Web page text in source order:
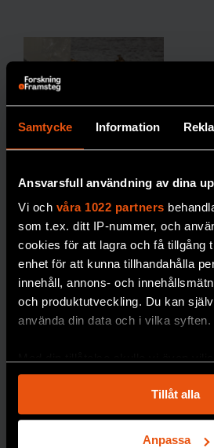
Samtycke Information
Ansvarsfull användning av dina
Vi och våra 1022 partners
som t.ex. ditt IP-nummer, och
cookies för att lagra och få tillgång
enhet för att kunna tillhandahålla
innehåll, annons- och
och produktutveckling. Du kan
använda din data och i vilka syften.
som kan ha en noggrannhet
Identifiera din enhet genom
för specifika kännetecken
Tillåt alla
Anpassa
Forskning &
Inlogg tillfof.seoch app
Nyhetsbrev •
evenemang
Beställ i
Nytt
Naturhistor
iska säkrar
forskning
om
miljögifter
Miljöprovbanken vid
världens äldsta och
mest omfattande. Nu
behöver den byggas